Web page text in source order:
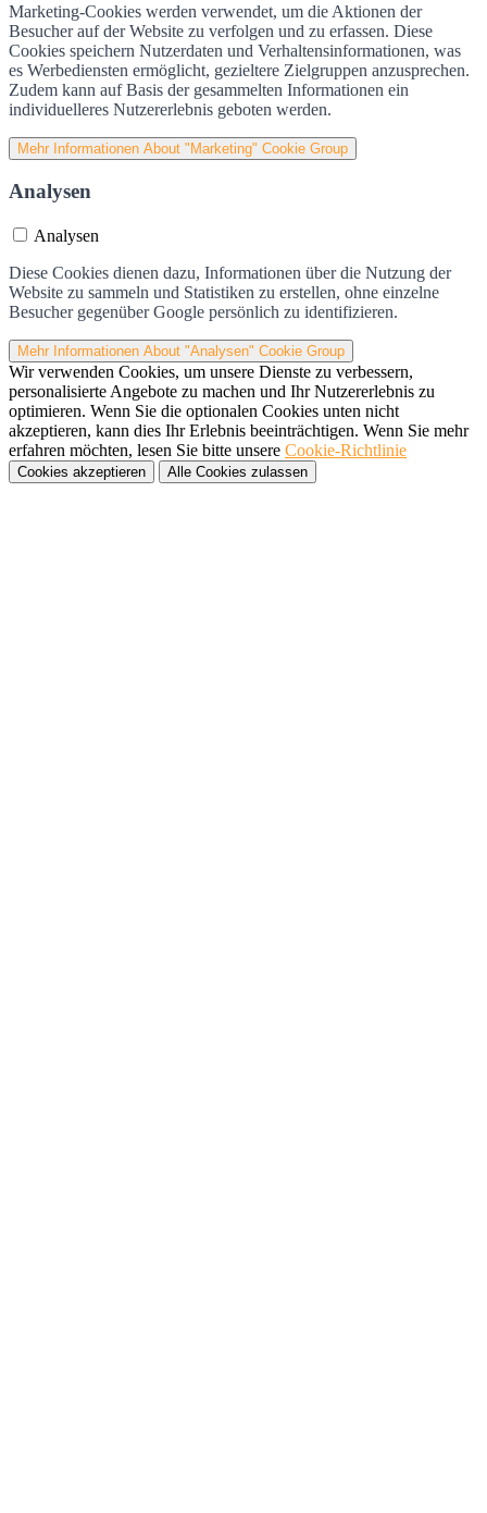
Marketing-Cookies werden verwendet, um die Aktionen der
Besucher auf der Website zu verfolgen und zu erfassen. Diese
Cookies speichern Nutzerdaten und Verhaltensinformationen, was
es Werbediensten ermöglicht, gezieltere Zielgruppen anzusprechen.
Zudem kann auf Basis der gesammelten Informationen ein
individuelleres Nutzererlebnis geboten werden.
Mehr Informationen About "Marketing" Cookie Group
Analysen
Analysen
Diese Cookies dienen dazu, Informationen über die Nutzung der
Website zu sammeln und Statistiken zu erstellen, ohne einzelne
Besucher gegenüber Google persönlich zu identifizieren.
Mehr Informationen About "Analysen" Cookie Group
Wir verwenden Cookies, um unsere Dienste zu verbessern,
personalisierte Angebote zu machen und Ihr Nutzererlebnis zu
optimieren. Wenn Sie die optionalen Cookies unten nicht
akzeptieren, kann dies Ihr Erlebnis beeinträchtigen. Wenn Sie mehr
erfahren möchten, lesen Sie bitte unsere Cookie-Richtlinie
Cookies akzeptieren Alle Cookies zulassen